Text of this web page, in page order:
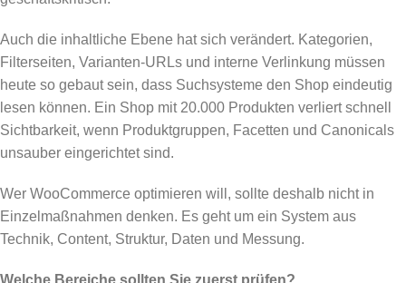
Auch die inhaltliche Ebene hat sich verändert. Kategorien,
Filterseiten, Varianten-URLs und interne Verlinkung müssen
heute so gebaut sein, dass Suchsysteme den Shop eindeutig
lesen können. Ein Shop mit 20.000 Produkten verliert schnell
Sichtbarkeit, wenn Produktgruppen, Facetten und Canonicals
unsauber eingerichtet sind.
Wer WooCommerce optimieren will, sollte deshalb nicht in
Einzelmaßnahmen denken. Es geht um ein System aus
Technik, Content, Struktur, Daten und Messung.
Welche Bereiche sollten Sie zuerst prüfen?